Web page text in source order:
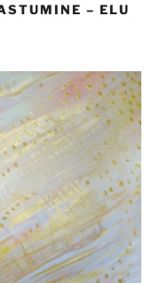
– ELU